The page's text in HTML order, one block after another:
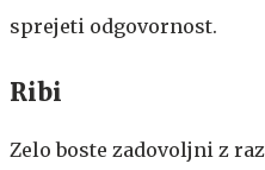
sprejeti odgovornost.
Ribi
Zelo boste zadovoljni z